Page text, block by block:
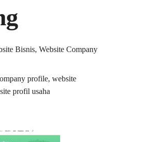
Bisnis, Website Company
profile, website
profil usaha